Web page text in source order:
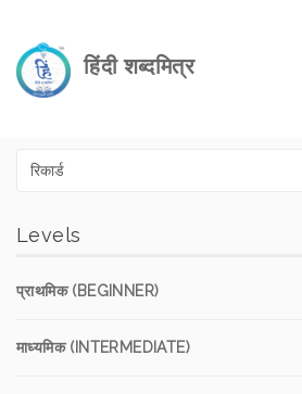
हिंदी शब्दमित्र
Levels
प्राथमिक (BEGINNER)
माध्यमिक (INTERMEDIATE)